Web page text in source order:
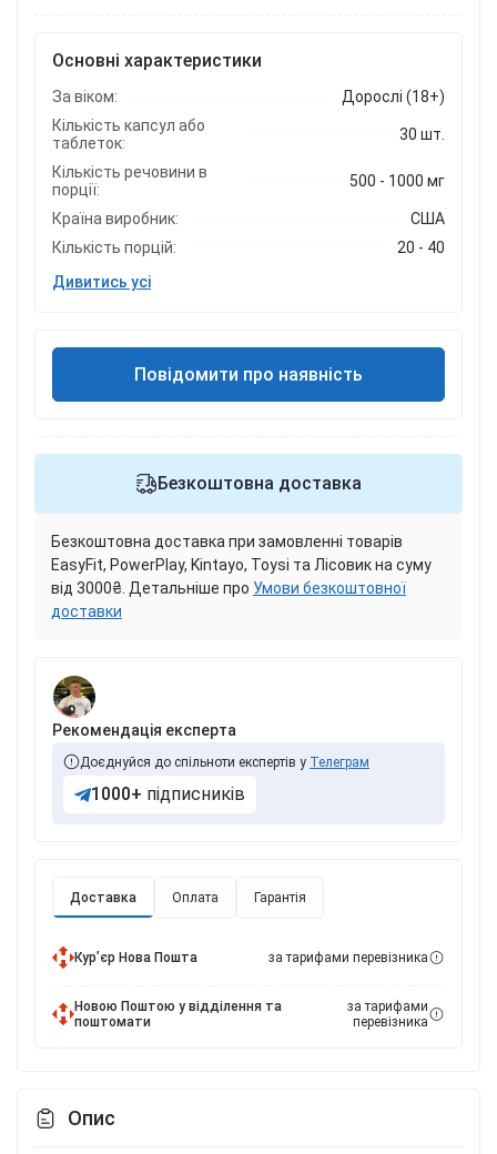
Основні характеристики
За віком:
Дорослі (18+)
Кількість капсул або
таблеток:
30 шт.
Кількість речовини в
порції:
500 - 1000 мг
Країна виробник:
США
Кількість порцій:
20 - 40
Дивитись усі
Доставка Оплата Гарантія
Курʼєр Нова Пошта за тарифами перевізника
Новою Поштою у відділення та
поштомати
за тарифами
перевізника
Повідомити про наявність
Безкоштовна доставка
Безкоштовна доставка при замовленні товарів
EasyFit, PowerPlay, Kintayo, Toysi та Лісовик на суму
від 3000₴. Детальніше про Умови безкоштовної
доставки
Рекомендація експерта
Доєднуйся до спільноти експертів у Телеграм
1000+ підписників
Опис